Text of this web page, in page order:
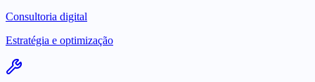
Consultoria digital
Estratégia e optimização